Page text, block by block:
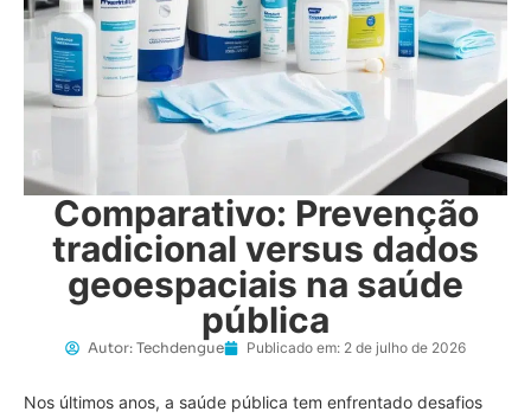
Comparativo: Prevenção
tradicional versus dados
geoespaciais na saúde
pública
Autor: Techdengue Publicado em: 2 de julho de 2026
Nos últimos anos, a saúde pública tem enfrentado desafios